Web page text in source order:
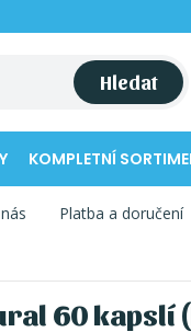
Hledat
KOMPLETNÍ
Platba a doručení
60 kapslí